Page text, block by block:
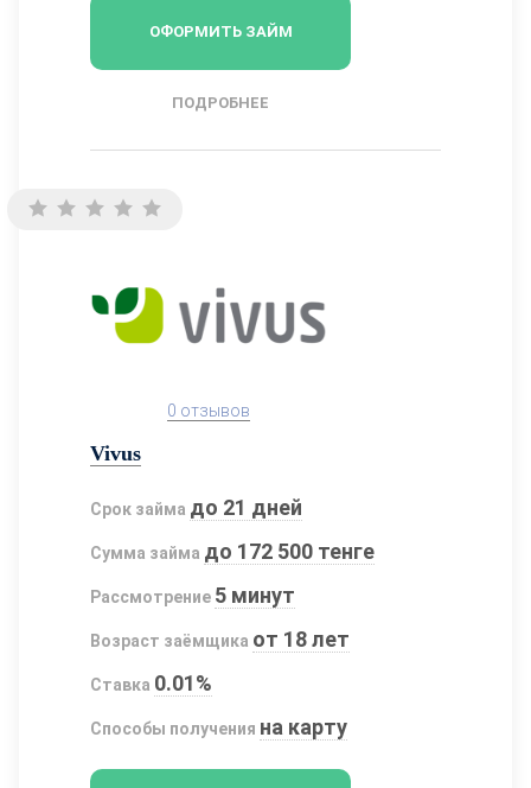
ОФОРМИТЬ ЗАЙМ
ПОДРОБНЕЕ
0 отзывов
Vivus
Срок займа до 21 дней
Сумма займа до 172 500 тенге
Рассмотрение 5 минут
Возраст заёмщика от 18 лет
Ставка 0.01%
Способы получения на карту